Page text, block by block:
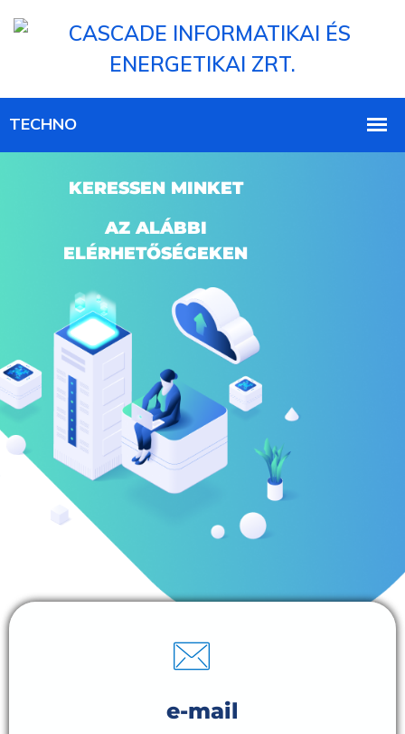
KERESSEN MINKET
AZ ALÁBBI
ELÉRHETŐSÉGEKEN
e-mail